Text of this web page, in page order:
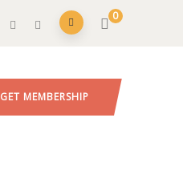
0
GET MEMBERSHIP